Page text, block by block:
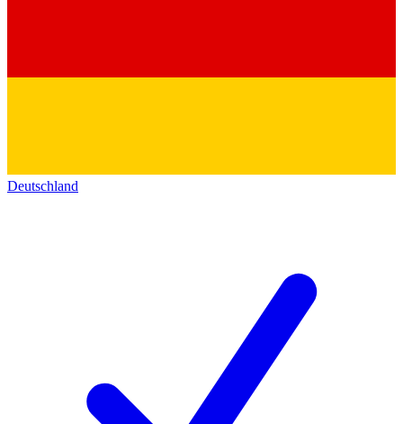
Deutschland